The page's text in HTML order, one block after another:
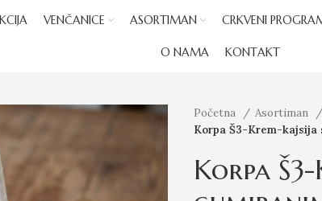
VENČANICE ASORTIMAN CRKVENI
O NAMA KONTAKT
Početna Asortiman
Korpa Š3-Krem-kajsija
Korpa